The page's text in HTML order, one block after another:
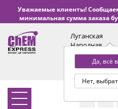
Уважаемые клиенты!
минимальная сумма заказа
Луганская
Народная
Республика
Да, всё
Нет,
с 9:00 до 18:00 по
(+2 МСК)